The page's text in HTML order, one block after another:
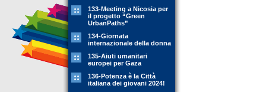
133-Meeting a Nicosia per
il progetto “Green
UrbanPaths”
134-Giornata
internazionale della donna
135-Aiuti umanitari
europei per Gaza
136-Potenza è la Città
italiana dei giovani 2024!